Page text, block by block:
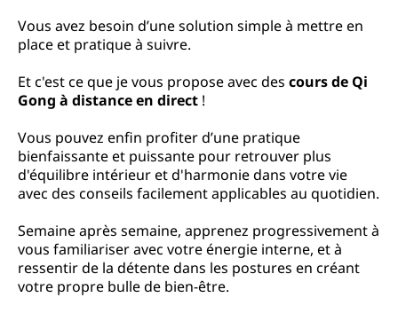
Vous avez besoin d’une solution simple à mettre en
place et pratique à suivre.
Et c'est ce que je vous propose avec des cours de Qi
Gong à distance en direct !
Vous pouvez enfin profiter d’une pratique
bienfaissante et puissante pour retrouver plus
d'équilibre intérieur et d'harmonie dans votre vie
avec des conseils facilement applicables au quotidien.
Semaine après semaine, apprenez progressivement à
vous familiariser avec votre énergie interne, et à
ressentir de la détente dans les postures en créant
votre propre bulle de bien-être.